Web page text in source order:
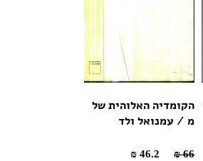
הקומדיה האלוהית של
מ / עמנואל ולד
66 ₪